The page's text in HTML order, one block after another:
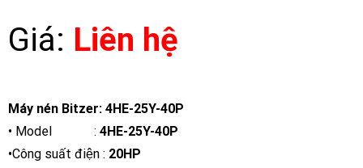
Giá: Liên hệ
Máy nén Bitzer: 4HE-25Y-40P
• Model : 4HE-25Y-40P
•Công suất điện : 20HP